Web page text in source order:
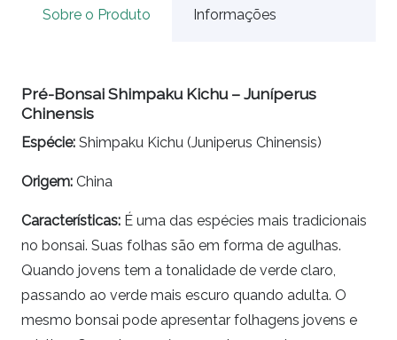
Sobre o Produto Informações
Pré-Bonsai Shimpaku Kichu – Juníperus
Chinensis
Espécie: Shimpaku Kichu (Juniperus Chinensis)
Origem: China
Características: É uma das espécies mais tradicionais
no bonsai. Suas folhas são em forma de agulhas.
Quando jovens tem a tonalidade de verde claro,
passando ao verde mais escuro quando adulta. O
mesmo bonsai pode apresentar folhagens jovens e